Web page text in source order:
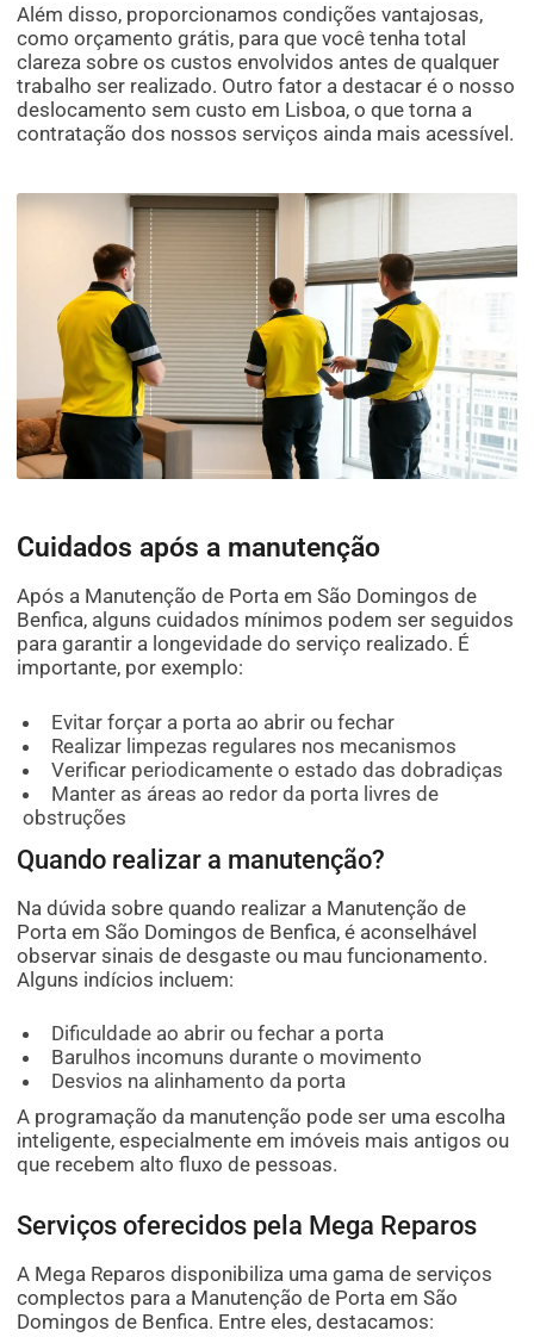
Além disso, proporcionamos condições vantajosas,
como orçamento grátis, para que você tenha total
clareza sobre os custos envolvidos antes de qualquer
trabalho ser realizado. Outro fator a destacar é o nosso
deslocamento sem custo em Lisboa, o que torna a
contratação dos nossos serviços ainda mais acessível.
Cuidados após a manutenção
Após a Manutenção de Porta em São Domingos de
Benfica, alguns cuidados mínimos podem ser seguidos
para garantir a longevidade do serviço realizado. É
importante, por exemplo:
Evitar forçar a porta ao abrir ou fechar
Realizar limpezas regulares nos mecanismos
Verificar periodicamente o estado das dobradiças
Manter as áreas ao redor da porta livres de
obstruções
Quando realizar a manutenção?
Na dúvida sobre quando realizar a Manutenção de
Porta em São Domingos de Benfica, é aconselhável
observar sinais de desgaste ou mau funcionamento.
Alguns indícios incluem:
Dificuldade ao abrir ou fechar a porta
Barulhos incomuns durante o movimento
Desvios na alinhamento da porta
A programação da manutenção pode ser uma escolha
inteligente, especialmente em imóveis mais antigos ou
que recebem alto fluxo de pessoas.
Serviços oferecidos pela Mega Reparos
A Mega Reparos disponibiliza uma gama de serviços
complectos para a Manutenção de Porta em São
Domingos de Benfica. Entre eles, destacamos: